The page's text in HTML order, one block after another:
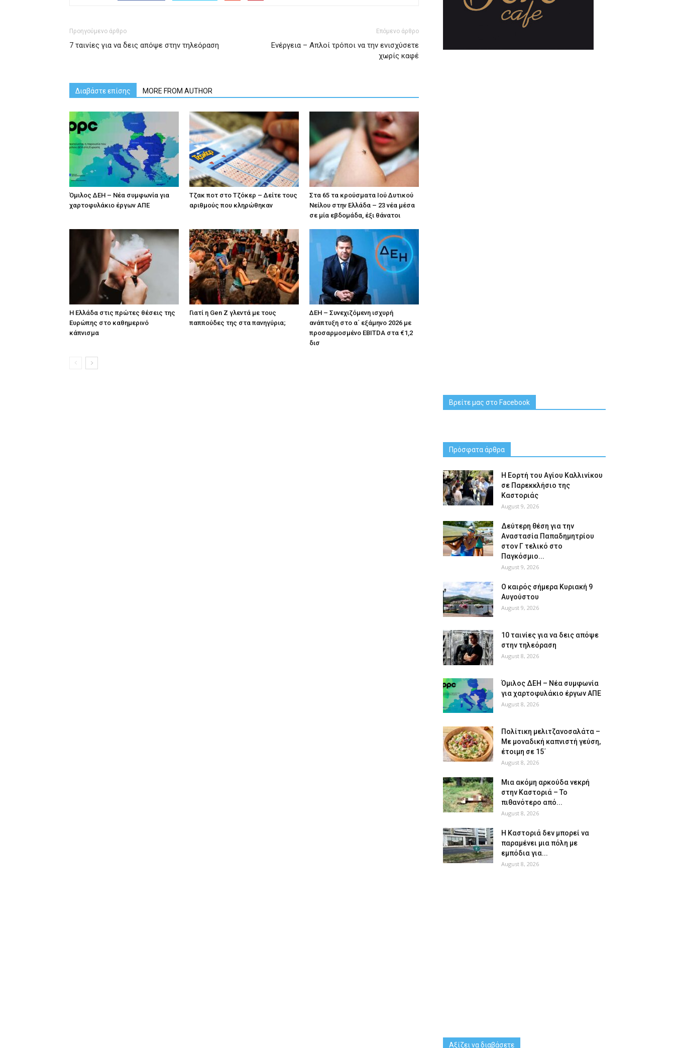
Προηγούμενο άρθρο
7 ταινίες για να δεις απόψε στην τηλεόραση
Επόμενο άρθρο
Ενέργεια – Απλοί τρόποι να την ενισχύσετε
χωρίς καφέ
Διαβάστε επίσης MORE FROM AUTHOR
Όμιλος ΔΕΗ – Νέα συμφωνία για
χαρτοφυλάκιο έργων ΑΠΕ
Tζακ ποτ στο Τζόκερ – Δείτε τους
αριθμούς που κληρώθηκαν
Στα 65 τα κρούσματα Ιού Δυτικού
Νείλου στην Ελλάδα – 23 νέα μέσα
σε μία εβδομάδα, έξι θάνατοι
Η Ελλάδα στις πρώτες θέσεις της
Ευρώπης στο καθημερινό
κάπνισμα
Γιατί η Gen Z γλεντά με τους
παππούδες της στα πανηγύρια;
ΔΕΗ – Συνεχιζόμενη ισχυρή
ανάπτυξη στο α΄ εξάμηνο 2026 με
προσαρμοσμένο EBITDA στα €1,2
δισ
Βρείτε μας στο Facebook
Πρόσφατα άρθρα
H Εορτή του Αγίου Καλλινίκου
σε Παρεκκλήσιο της
Καστοριάς
August 9, 2026
Δεύτερη θέση για την
Αναστασία Παπαδημητρίου
στον Γ τελικό στο
Παγκόσμιο...
August 9, 2026
Ο καιρός σήμερα Κυριακή 9
Αυγούστου
August 9, 2026
10 ταινίες για να δεις απόψε
στην τηλεόραση
August 8, 2026
Όμιλος ΔΕΗ – Νέα συμφωνία
για χαρτοφυλάκιο έργων ΑΠΕ
August 8, 2026
Πολίτικη μελιτζανοσαλάτα –
Με μοναδική καπνιστή γεύση,
έτοιμη σε 15΄
August 8, 2026
Μια ακόμη αρκούδα νεκρή
στην Καστοριά – Το
πιθανότερο από...
August 8, 2026
Η Καστοριά δεν μπορεί να
παραμένει μια πόλη με
εμπόδια για...
August 8, 2026
Αξίζει να διαβάσετε